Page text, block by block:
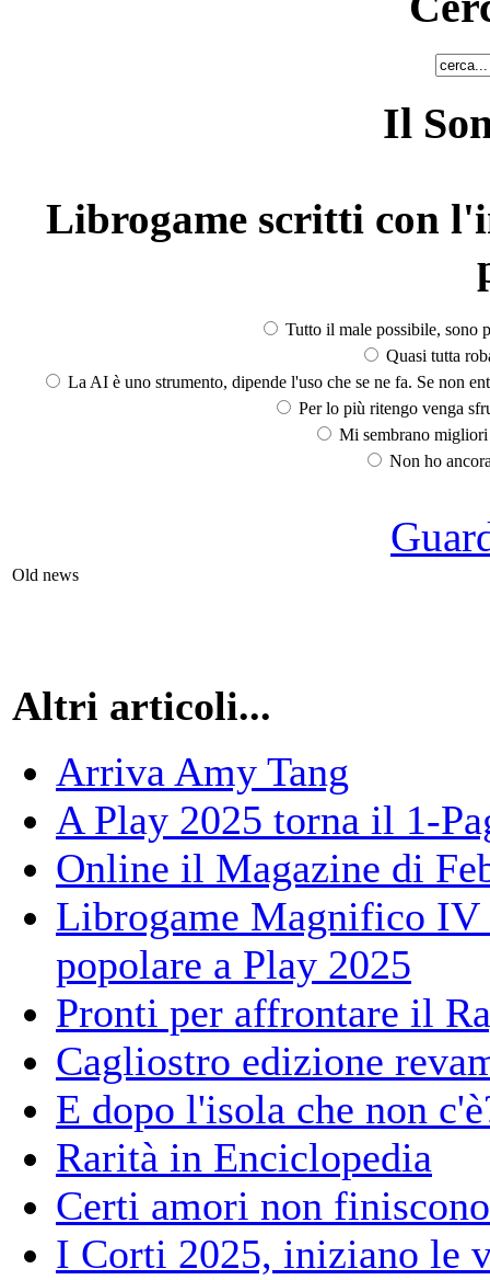
Il
Librogame scritti con
Tutto il male possibile, sono
Quasi tutta
La AI è uno strumento, dipende l'uso che se ne fa. Se non
Per lo più ritengo venga
Mi sembrano
Non ho
Old news
Altri articoli...
Arriva Amy Tang
A Play 2025 torna il 1-
Online il Magazine di
Librogame Magnifico
popolare a Play 2025
Pronti per affrontare il
Cagliostro edizione
E dopo l'isola che non
Rarità in Enciclopedia
Certi amori non finiscono
I Corti 2025, iniziano le